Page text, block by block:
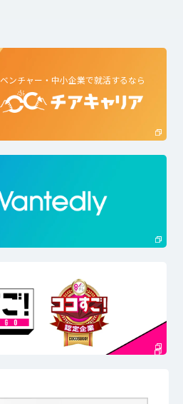
ベンチャー・中小企業で就活するなら